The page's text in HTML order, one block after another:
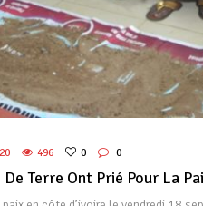
496 0 0
Terre Ont Prié Pour La